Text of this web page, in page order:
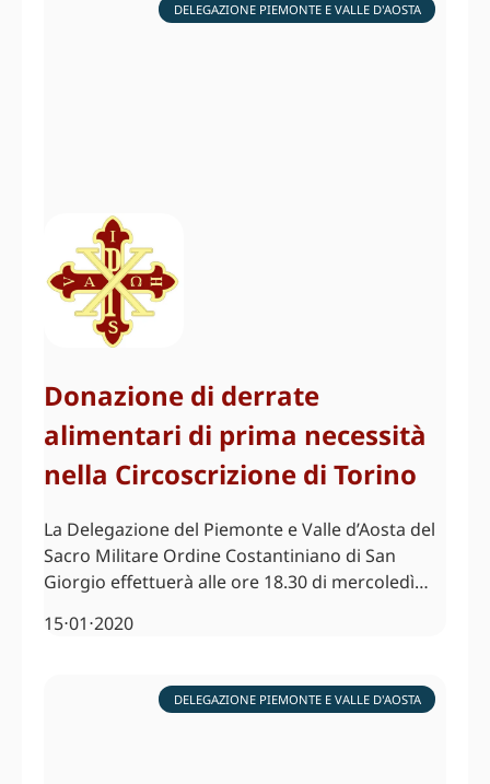
DELEGAZIONE PIEMONTE E VALLE D'AOSTA
Donazione di derrate
alimentari di prima necessità
nella Circoscrizione di Torino
La Delegazione del Piemonte e Valle d’Aosta del
Sacro Militare Ordine Costantiniano di San
Giorgio effettuerà alle ore 18.30 di mercoledì…
15⋅01⋅2020
DELEGAZIONE PIEMONTE E VALLE D'AOSTA